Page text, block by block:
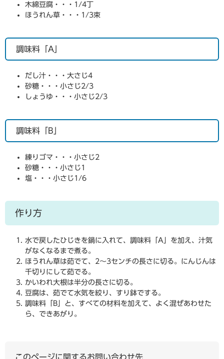
木綿豆腐・・・1/4丁
ほうれん草・・・1/3束
調味料「A」​
だし汁・・・大さじ4
砂糖・・・小さじ2/3
しょうゆ・・・小さじ2/3
調味料「B」
練りゴマ・・・小さじ2
砂糖・・・小さじ1
塩・・・小さじ1/6
作り方
水で戻したひじきを鍋に入れて、調味料「A」を加え、汁気
がなくなるまで煮る。
ほうれん草は茹でて、2～3センチの長さに切る。にんじんは
千切りにして茹でる。
かいわれ大根は半分の長さに切る。
豆腐は、茹でて水気を絞り、すり鉢でする。
調味料「B」と、すべての材料を加えて、よく混ぜあわせた
ら、できあがり。
このページに関するお問い合わせ先